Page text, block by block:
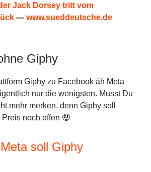
Jack Dorsey tritt vom
— www.sueddeutsche.de
Giphy
Giphy zu Facebook äh Meta
nur die wenigsten. Musst Du
mehr merken, denn Giphy soll
noch offen 🤑
soll Giphy